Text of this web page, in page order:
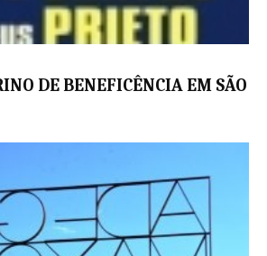
DE BENEFICÊNCIA EM SÃO